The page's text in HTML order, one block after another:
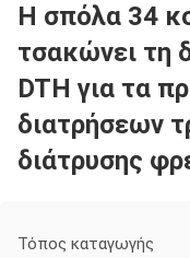
Η σπόλα 34
τσακώνει τη
DTH για τα
διατρήσεων
διάτρυσης
Τόπος καταγωγής